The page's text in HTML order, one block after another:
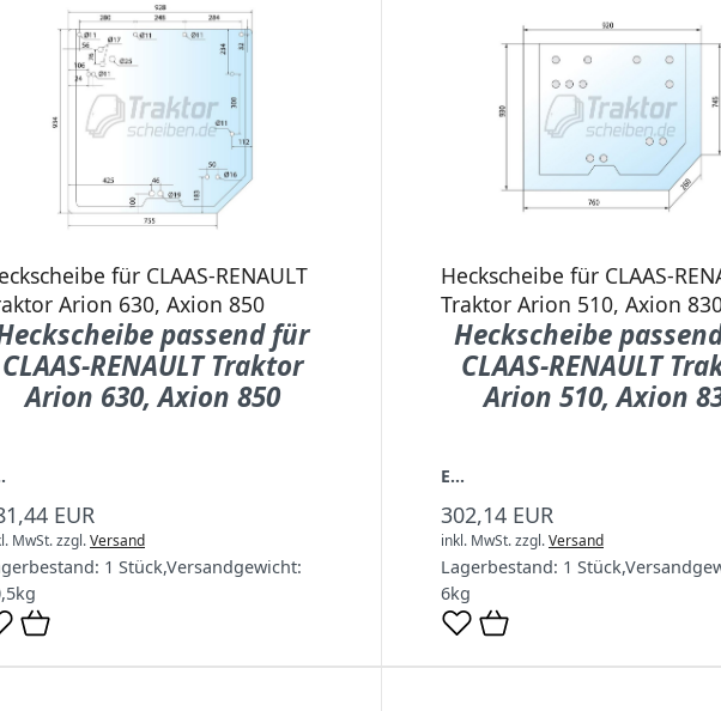
für CLAAS-RENAULT
Arion 630, Axion 850
passend für
CLAAS-RENAULT Traktor
Arion 630, Axion 850
EUR
MwSt.zzgl.Versand
1 Stück,Versandgewicht:
kg
Heckscheibe für CLAAS-
Traktor Arion 510, Axion
Heckscheibe
CLAAS-RENAULT
Arion 510, Axion
E...
302,14 EUR
inkl. MwSt.zzgl.Versand
Lagerbestand: 1 Stück,
6kg